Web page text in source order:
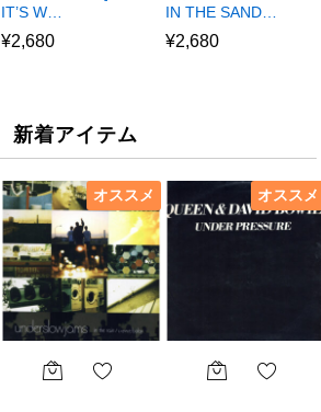
IT’S W…
¥2,680
IN THE SAND…
¥2,680
新着アイテム
オススメ オススメ